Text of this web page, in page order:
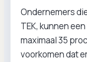
Ondernemers
TEK, kunnen
maximaal 35
voorkomen dat